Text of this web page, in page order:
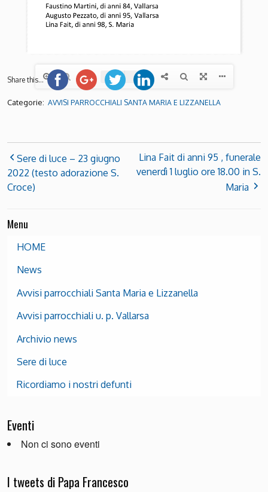
Share this...
Categorie: AVVISI PARROCCHIALI SANTA MARIA E LIZZANELLA
Sere di luce – 23 giugno
2022 (testo adorazione S.
Croce)
Lina Fait di anni 95 , funerale
venerdì 1 luglio ore 18.00 in S.
Maria
Menu
HOME
News
Avvisi parrocchiali Santa Maria e Lizzanella
Avvisi parrocchiali u. p. Vallarsa
Archivio news
Sere di luce
Ricordiamo i nostri defunti
Eventi
Non ci sono eventi
I tweets di Papa Francesco